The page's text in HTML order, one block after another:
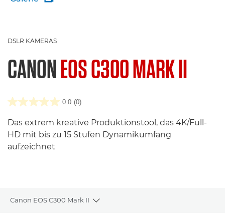
DSLR KAMERAS
CANONEOS C300 MARK II
0.0 (0)
Das extrem kreative Produktionstool, das 4K/Full-
HD mit bis zu 15 Stufen Dynamikumfang
aufzeichnet
Canon EOS C300 Mark II
Toggle breadcrumbs